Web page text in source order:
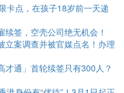
卡点，在孩子18岁前一天递
签，空壳公司绝无机会！
立案调查并被官媒点名！办理
才通」首轮续签只有300人？